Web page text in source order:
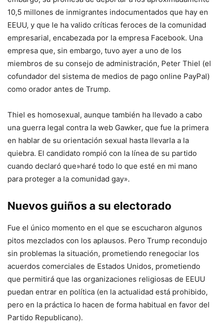
10,5 millones de inmigrantes indocumentados que hay en
EEUU, y que le ha valido críticas feroces de la comunidad
empresarial, encabezada por la empresa Facebook. Una
empresa que, sin embargo, tuvo ayer a uno de los
miembros de su consejo de administración, Peter Thiel (el
cofundador del sistema de medios de pago online PayPal)
como orador antes de Trump.
Thiel es homosexual, aunque también ha llevado a cabo
una guerra legal contra la web Gawker, que fue la primera
en hablar de su orientación sexual hasta llevarla a la
quiebra. El candidato rompió con la línea de su partido
cuando declaró que»haré todo lo que esté en mi mano
para proteger a la comunidad gay».
Nuevos guiños a su electorado
Fue el único momento en el que se escucharon algunos
pitos mezclados con los aplausos. Pero Trump recondujo
sin problemas la situación, prometiendo renegociar los
acuerdos comerciales de Estados Unidos, prometiendo
que permitirá que las organizaciones religiosas de EEUU
puedan entrar en política (en la actualidad está prohibido,
pero en la práctica lo hacen de forma habitual en favor del
Partido Republicano).